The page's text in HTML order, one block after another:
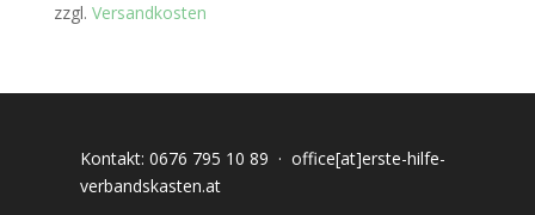
zzgl. Versandkosten
Kontakt: 0676 795 10 89 · office[at]erste-hilfe-
verbandskasten.at